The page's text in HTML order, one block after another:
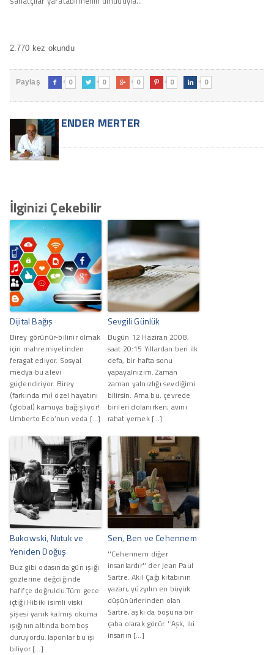
2.770 kez okundu
Paylaş  0  0  0  0  0
ENDER MERTER
İlginizi Çekebilir
Dijital Bağış
Birey görünür-bilinir olmak
için mahremiyetinden
feragat ediyor. Sosyal
medya bu alevi
güçlendiriyor. Birey
(farkında mı) özel hayatını
(global) kamuya bağışlıyor!
Umberto Eco’nun veda […]
Sevgili Günlük
Bugün 12 Haziran 2008,
saat 20:15 Yıllardan beri ilk
defa, bir hafta sonu
yapayalnızım. Zaman
zaman yalnızlığı sevdiğimi
bilirsin. Ama bu, çevrede
birileri dolanırken; avını
rahat yemek […]
Bukowski, Nutuk ve
Yeniden Doğuş
Buz gibi odasında gün ışığı
gözlerine değdiğinde
hafifçe doğruldu.Tüm gece
içtiği Hibiki isimli viski
şişesi yanık kalmış okuma
ışığının altında bomboş
duruyordu.Japonlar bu işi
biliyor […]
Sen, Ben ve Cehennem
''Cehennem diğer
insanlardır'' der Jean Paul
Sartre. Akıl Çağı kitabının
yazarı, yüzyılın en büyük
düşünürlerinden olan
Sartre, aşkı da boşuna bir
çaba olarak görür. ''Aşk, iki
insanın […]